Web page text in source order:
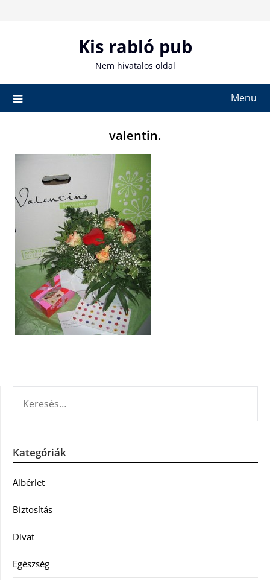
Kis rabló pub
Nem hivatalos oldal
Menu
valentin.
Kategóriák
Albérlet
Biztosítás
Divat
Egészség